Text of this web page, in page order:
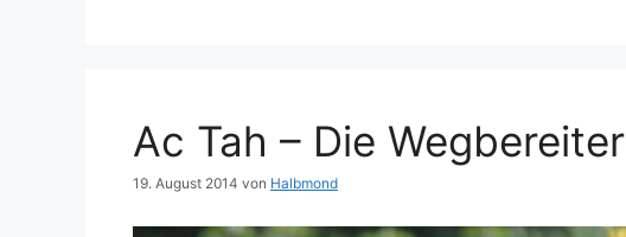
Ac Tah – Die Wegbereiter
19. August 2014 von Halbmond